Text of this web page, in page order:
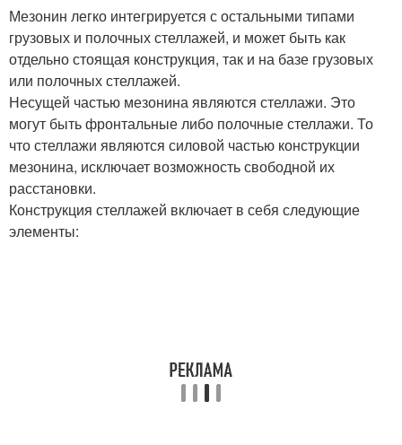
Мезонин легко интегрируется с остальными типами
грузовых и полочных стеллажей, и может быть как
отдельно стоящая конструкция, так и на базе грузовых
или полочных стеллажей.
Несущей частью мезонина являются стеллажи. Это
могут быть фронтальные либо полочные стеллажи. То
что стеллажи являются силовой частью конструкции
мезонина, исключает возможность свободной их
расстановки.
Конструкция стеллажей включает в себя следующие
элементы: